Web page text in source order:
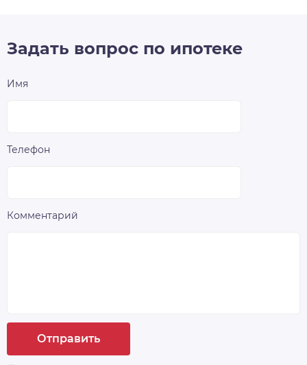
Задать вопрос по ипотеке
Имя
Телефон
Комментарий
Отправить